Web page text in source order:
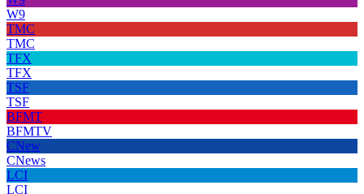
W9
TMC
TMC
TFX
TFX
TSF
TSF
BFMT
BFMTV
CNew
CNews
LCI
LCI